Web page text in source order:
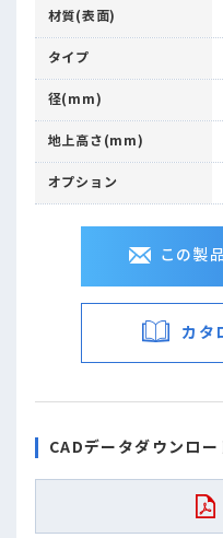
材質(表面)
タイプ
径(mm)
地上高さ(mm)
オプション
この製
カタ
CADデータダウンロー